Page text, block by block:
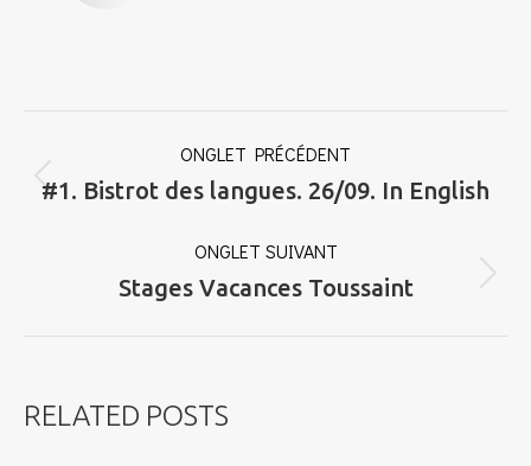
DE
COMMENTAIRE
ONGLET PRÉCÉDENT
Onglet
#1. Bistrot des langues. 26/09. In English
ONGLET SUIVANT
Onglet
Stages Vacances Toussaint
RELATED POSTS